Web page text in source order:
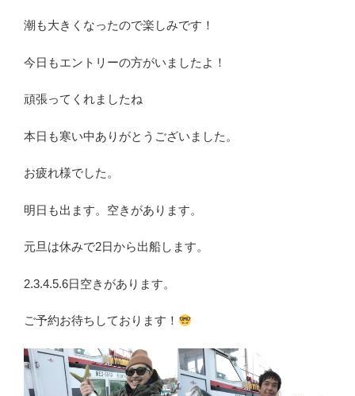
潮も大きくなったので楽しみです！
今日もエントリーの方がいましたよ！
頑張ってくれましたね
本日も寒い中ありがとうございました。
お疲れ様でした。
明日も出ます。空きがあります。
元旦は休みで2日から出船します。
2.3.4.5.6日空きがあります。
ご予約お待ちしております！